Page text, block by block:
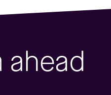
ahead